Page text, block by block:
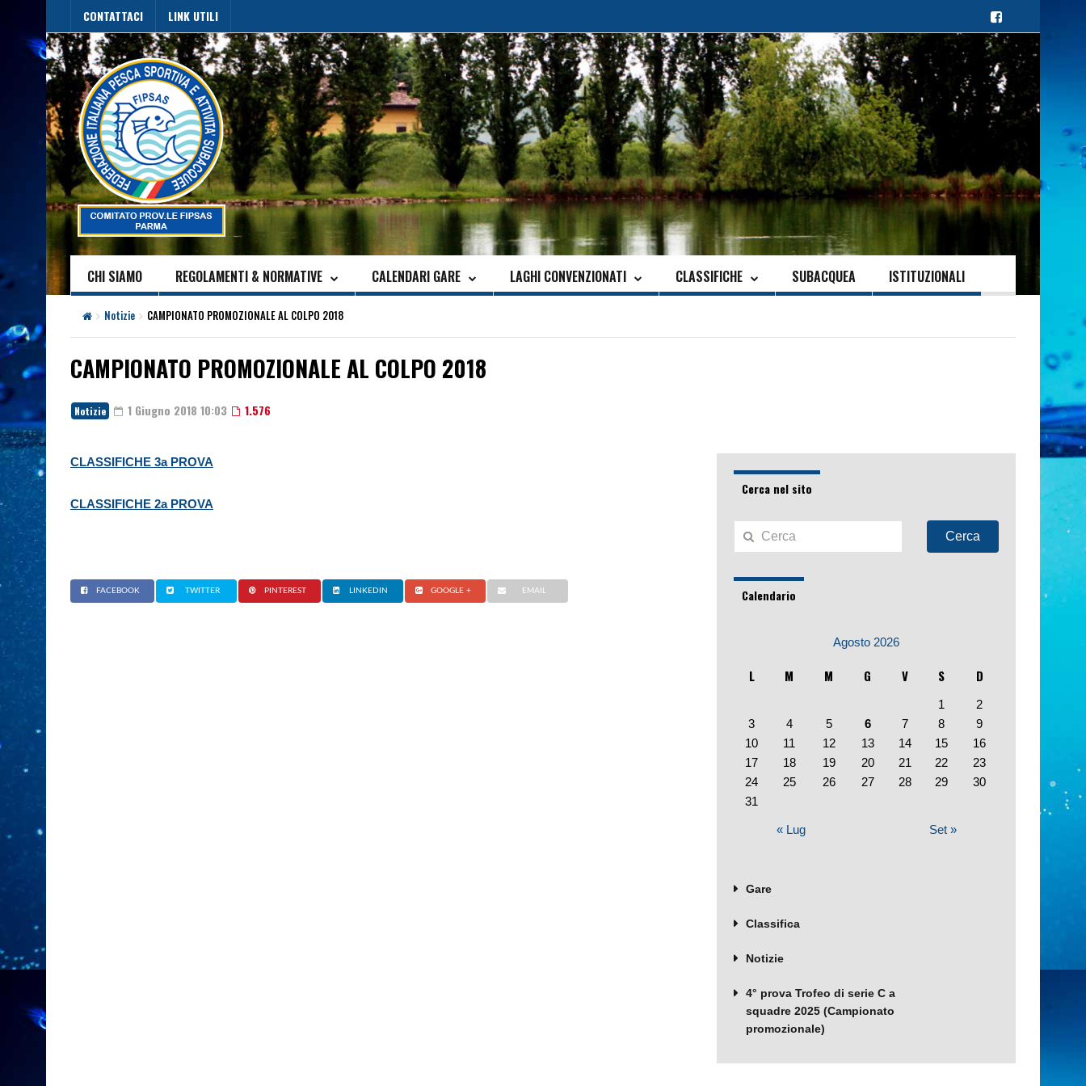
CONTATTACI LINK UTILI
CHI SIAMO REGOLAMENTI & NORMATIVE CALENDARI GARE LAGHI CONVENZIONATI CLASSIFICHE SUBACQUEA ISTITUZIONALI
Notizie CAMPIONATO PROMOZIONALE AL COLPO 2018
CAMPIONATO PROMOZIONALE AL COLPO 2018
Notizie 1 Giugno 2018 10:03 1.576
CLASSIFICHE 3a PROVA
CLASSIFICHE 2a PROVA
FACEBOOK TWITTER PINTEREST LINKEDIN GOOGLE + EMAIL
Cerca nel sito
Cerca
Calendario
Agosto 2026
L M M G V S D
1
2
3
4 5 6 7 8
9
10
11 12 13 14 15
16
17
18 19 20 21 22
23
24
25 26 27 28 29
30
31
« Lug Set »
Gare
Classifica
Notizie
4° prova Trofeo di serie C a
squadre 2025 (Campionato
promozionale)